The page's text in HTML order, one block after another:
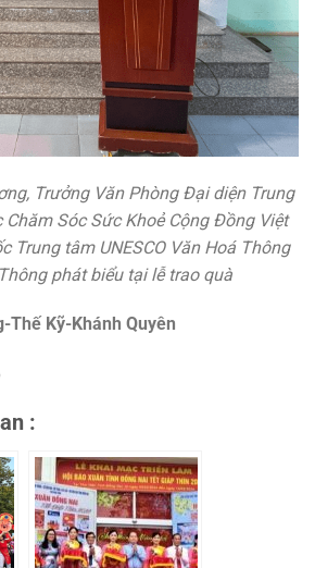
Trưởng Văn Phòng Đại diện Trung
Chăm Sóc Sức Khoẻ Cộng Đồng Việt
Trung tâm UNESCO Văn Hoá Thông
phát biểu tại lễ trao quà
Thế Kỹ-Khánh Quyên
: